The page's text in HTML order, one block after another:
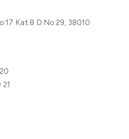
Kat:8 D:No:29, 38010